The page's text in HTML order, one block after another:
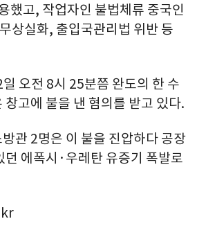
했고, 작업자인 불법체류 중국인
상실화, 출입국관리법 위반 등
오전 8시 25분쯤 완도의 한 수
고에 불을 낸 혐의를 받고 있다.
관 2명은 이 불을 진압하다 공장
던 에폭시·우레탄 유증기 폭발로